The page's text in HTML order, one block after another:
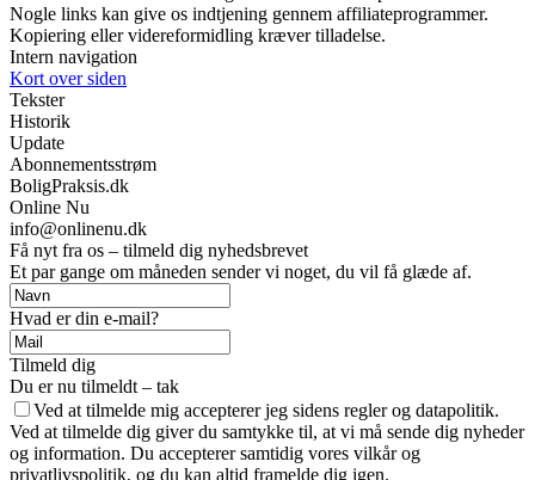
Nogle links kan give os indtjening gennem affiliateprogrammer.
Kopiering eller videreformidling kræver tilladelse.
Intern navigation
Kort over siden
Tekster
Historik
Update
Abonnementsstrøm
BoligPraksis.dk
Online Nu
info@onlinenu.dk
Få nyt fra os – tilmeld dig nyhedsbrevet
Et par gange om måneden sender vi noget, du vil få glæde af.
Hvad er din e-mail?
Tilmeld dig
Du er nu tilmeldt – tak
Ved at tilmelde mig accepterer jeg sidens regler og datapolitik.
Ved at tilmelde dig giver du samtykke til, at vi må sende dig nyheder
og information. Du accepterer samtidig vores vilkår og
privatlivspolitik, og du kan altid framelde dig igen.